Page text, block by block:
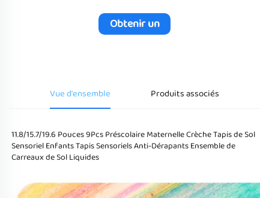
Obtenir un
Vue d'ensemble Produits associés
11.8/15.7/19.6 Pouces 9Pcs Préscolaire Maternelle Crèche Tapis de Sol
Sensoriel Enfants Tapis Sensoriels Anti-Dérapants Ensemble de
Carreaux de Sol Liquides